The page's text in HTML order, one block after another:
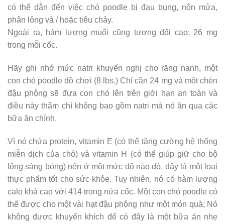
có thể dẫn đến việc chó poodle bị đau bụng, nôn mửa,
phân lỏng và / hoặc tiêu chảy.
Ngoài ra, hàm lượng muối cũng tương đối cao; 26 mg
trong mỗi cốc.
Hãy ghi nhớ mức natri khuyến nghị cho răng nanh, một
con chó poodle đồ chơi (8 lbs.) Chỉ cần 24 mg và một chén
đậu phộng sẽ đưa con chó lên trên giới hạn an toàn và
điều này thậm chí không bao gồm natri mà nó ăn qua các
bữa ăn chính.
Vì nó chứa protein, vitamin E (có thể tăng cường hệ thống
miễn dịch của chó) và vitamin H (có thể giúp giữ cho bộ
lông sáng bóng) nên ở một mức độ nào đó, đây là một loại
thực phẩm tốt cho sức khỏe. Tuy nhiên, nó có hàm lượng
calo khá cao với 414 trong nửa cốc. Một con chó poodle có
thể được cho một vài hạt đậu phộng như một món quà; Nó
không được khuyến khích để có đây là một bữa ăn nhẹ